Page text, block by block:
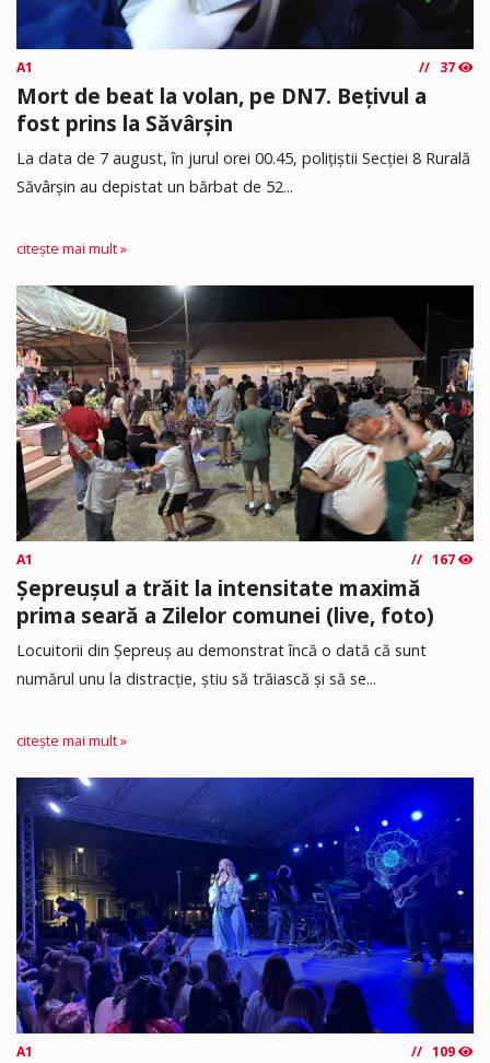
A1 37
Mort de beat la volan, pe DN7. Bețivul a
fost prins la Săvârșin
​La data de 7 august, în jurul orei 00.45, polițiștii Secției 8 Rurală
Săvârșin au depistat un bărbat de 52...
citește mai mult »
A1 167
Șepreușul a trăit la intensitate maximă
prima seară a Zilelor comunei (live, foto)
Locuitorii din Șepreuș au demonstrat încă o dată că sunt
numărul unu la distracție, știu să trăiască și să se...
citește mai mult »
A1 109